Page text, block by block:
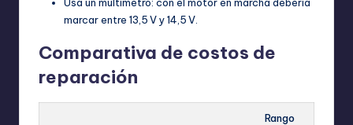
marcar entre 13,5 V y 14,5 V.
Comparativa de costos de
reparación
Rango